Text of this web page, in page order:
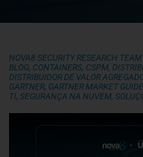
NOVA8 SECURITY RESEARCH TEAM
BLOG, CONTAINERS, CSPM,
DISTRIBUIDOR DE VALOR
GARTNER, GARTNER MARKET GUIDE
TI, SEGURANÇA NA NUVEM,